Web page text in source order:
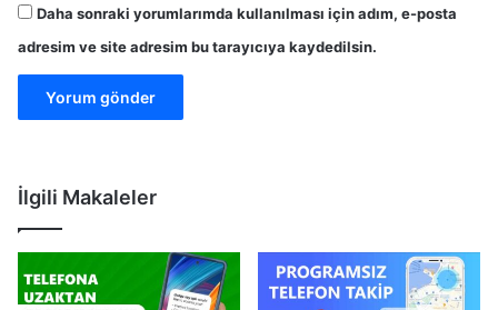
Daha sonraki yorumlarımda kullanılması için adım, e-posta
adresim ve site adresim bu tarayıcıya kaydedilsin.
İlgili Makaleler